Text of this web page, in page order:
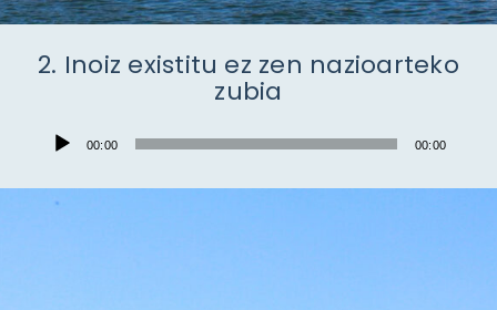
2. Inoiz existitu ez zen nazioarteko
zubia
Audio
00:00 00:00